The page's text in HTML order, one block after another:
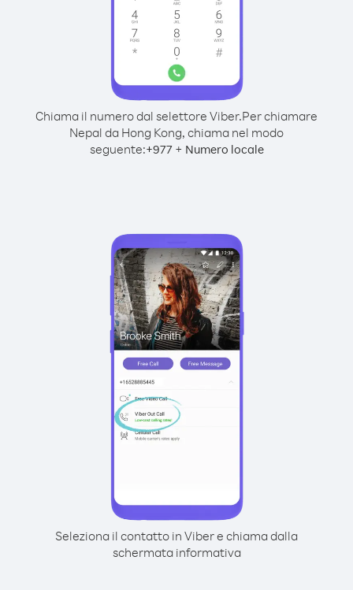
Chiama il numero dal selettore Viber.Per chiamare
Nepal da Hong Kong, chiama nel modo
seguente:+977+ Numero locale
Seleziona il contatto in Viber e chiama dalla
schermata informativa